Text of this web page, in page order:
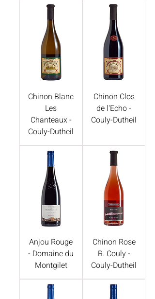
Chinon Clos
de l'Echo -
Couly-Dutheil
Chinon Blanc
Les
Chanteaux -
Couly-Dutheil
Chinon Rose
R. Couly -
Couly-Dutheil
Anjou Rouge
- Domaine du
Montgilet